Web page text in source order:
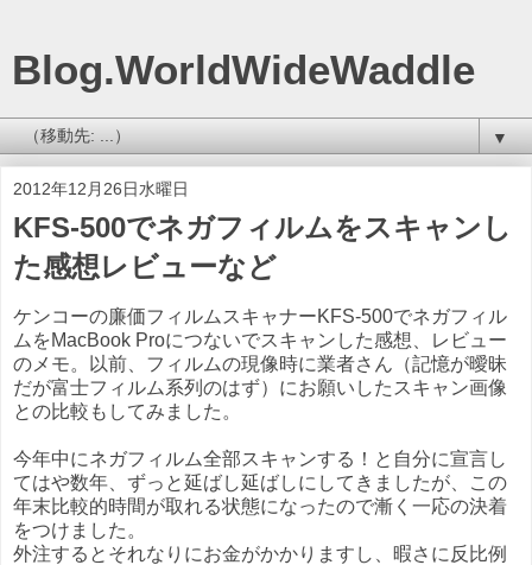
Blog.WorldWideWaddle
▼
2012年12月26日水曜日
KFS-500でネガフィルムをスキャンし
た感想レビューなど
ケンコーの廉価フィルムスキャナーKFS-500でネガフィル
ムをMacBook Proにつないでスキャンした感想、レビュー
のメモ。以前、フィルムの現像時に業者さん（記憶が曖昧
だが富士フィルム系列のはず）にお願いしたスキャン画像
との比較もしてみました。
今年中にネガフィルム全部スキャンする！と自分に宣言し
てはや数年、ずっと延ばし延ばしにしてきましたが、この
年末比較的時間が取れる状態になったので漸く一応の決着
をつけました。
外注するとそれなりにお金がかかりますし、暇さに反比例